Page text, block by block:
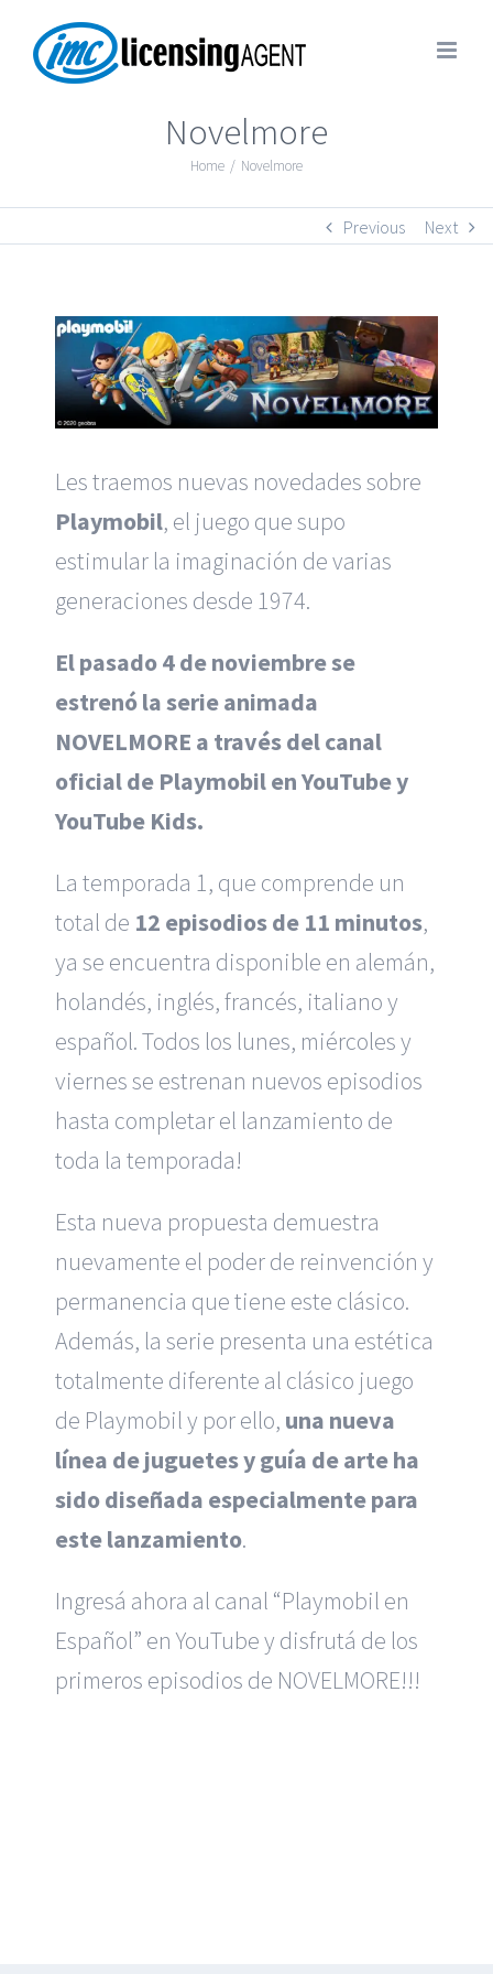
Novelmore
Home / Novelmore
Previous Next
Les traemos nuevas novedades sobre
Playmobil, el juego que supo
estimular la imaginación de varias
generaciones desde 1974.
El pasado 4 de noviembre se
estrenó la serie animada
NOVELMORE a través del canal
oficial de Playmobil en YouTube y
YouTube Kids.
La temporada 1, que comprende un
total de 12 episodios de 11 minutos,
ya se encuentra disponible en alemán,
holandés, inglés, francés, italiano y
español. Todos los lunes, miércoles y
viernes se estrenan nuevos episodios
hasta completar el lanzamiento de
toda la temporada!
Esta nueva propuesta demuestra
nuevamente el poder de reinvención y
permanencia que tiene este clásico.
Además, la serie presenta una estética
totalmente diferente al clásico juego
de Playmobil y por ello, una nueva
línea de juguetes y guía de arte ha
sido diseñada especialmente para
este lanzamiento.
Ingresá ahora al canal “Playmobil en
Español” en YouTube y disfrutá de los
primeros episodios de NOVELMORE!!!